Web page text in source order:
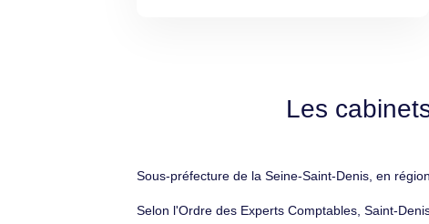
Les
Sous-préfecture de la Seine-Saint-Denis, en
Selon l'Ordre des Experts Comptables, Saint-